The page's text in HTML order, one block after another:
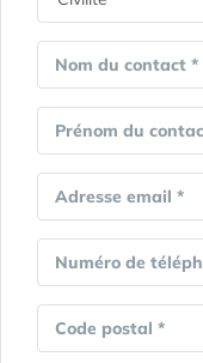
Nom du contact *
Prénom du
Adresse email *
Numéro de
Code postal *